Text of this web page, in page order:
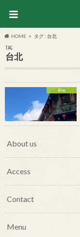
HOME タグ : 台北
TAG
台北
Blog
About us
Access
Contact
Menu